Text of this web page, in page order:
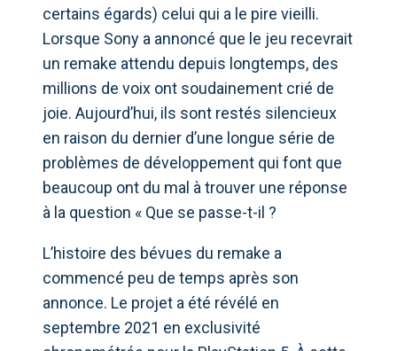
certains égards) celui qui a le pire vieilli.
Lorsque Sony a annoncé que le jeu recevrait
un remake attendu depuis longtemps, des
millions de voix ont soudainement crié de
joie. Aujourd’hui, ils sont restés silencieux
en raison du dernier d’une longue série de
problèmes de développement qui font que
beaucoup ont du mal à trouver une réponse
à la question « Que se passe-t-il ?
L’histoire des bévues du remake a
commencé peu de temps après son
annonce. Le projet a été révélé en
septembre 2021 en exclusivité